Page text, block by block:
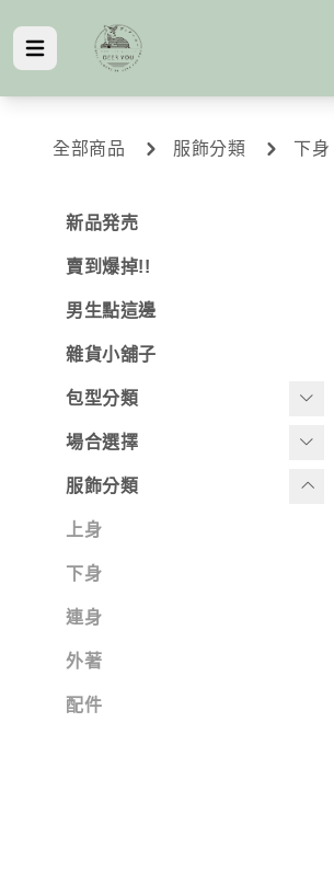
全部商品 服飾分類 下身
新品発売
賣到爆掉!!
男生點這邊
雜貨小舖子
包型分類
背法
-
後背
側背
- 肩背
- 錢包
材質
-
PU合成皮
場合選擇
旅行好搭檔
約會小提案
上班上學囉
服飾分類
上身
下身
連身
外著
配件